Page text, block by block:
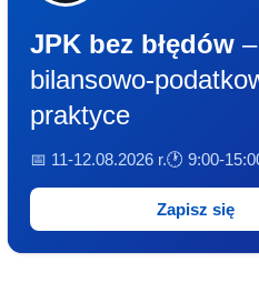
JPK bez błędów
bilansowo-
praktyce
📅 11-12.08.2026 r.🕐 9:00-
Zapisz się